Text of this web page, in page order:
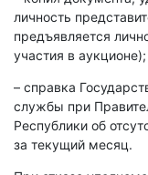
личность
предъявляется
участия в аукционе);
– справка
службы при
Республики об
за текущий месяц.